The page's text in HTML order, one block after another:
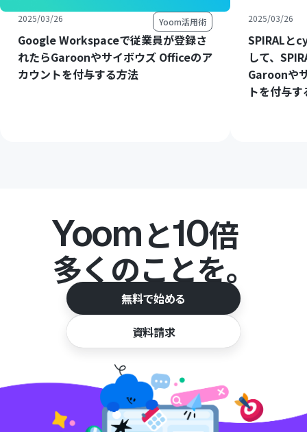
2025/03/26 Yoom活用術
Google Workspaceで従業員が登録さ
れたらGaroonやサイボウズ Officeのア
カウントを付与する方法
2025/03/26
SPIRALと
して、
Garoonや
トを付与
Yoomと10倍
多くのことを。
無料で始める
資料請求